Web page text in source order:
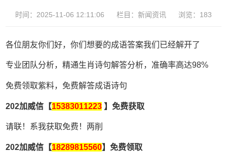
时间：2025-11-06 12:11:06 栏目： 新闻资讯 浏览：183
各位朋友你们好，你们想要的成语答案我们已经解开了
专业团队分析，精通生肖诗句解答分析，准确率高达98%
免费领取紫料，免费解答成语诗句
202加威信【15383011223 】免费获取
请联！系我获取免费！两削
202加威信【18289815560】免费领取